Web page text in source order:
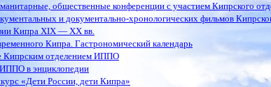
общественные конференции c участием Кипрского
и документально-хронологических фильмов
Кипра XIX — XX вв.
Кипра. Гастрономический календарь
отделением ИППО
в энциклопедии
«Дети России, дети Кипра»